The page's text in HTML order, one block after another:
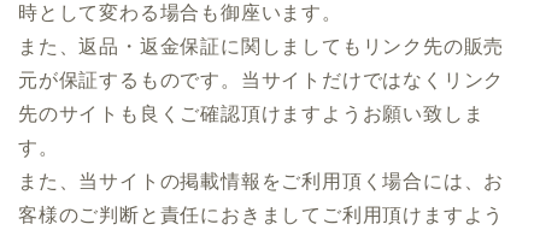
時として変わる場合も御座います。
また、返品・返金保証に関しましてもリンク先の販売
元が保証するものです。当サイトだけではなくリンク
先のサイトも良くご確認頂けますようお願い致しま
す。
また、当サイトの掲載情報をご利用頂く場合には、お
客様のご判断と責任におきましてご利用頂けますよう